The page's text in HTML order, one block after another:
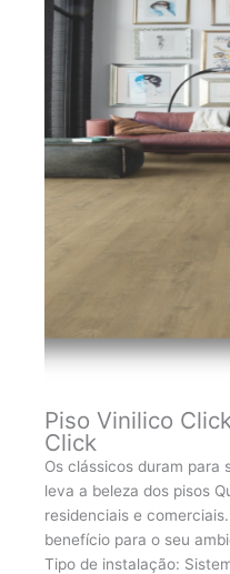
Piso Vinilico
Click
Os clássicos duram para
leva a beleza dos pisos
residenciais e
benefício para o seu
Tipo de instalação: